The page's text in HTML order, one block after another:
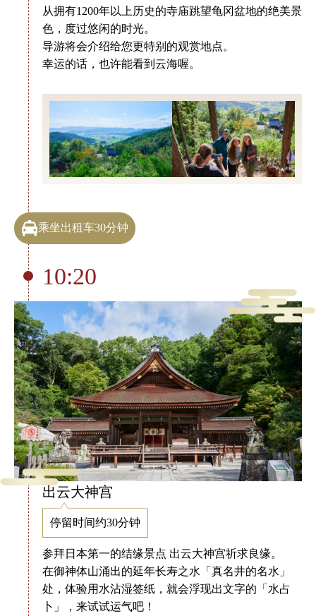
从拥有1200年以上历史的寺庙跳望龟冈盆地的绝美景
色，度过悠闲的时光。
导游将会介绍给您更特别的观赏地点。
幸运的话，也许能看到云海喔。
乘坐出租车30分钟
10:20
出云大神宫
停留时间约30分钟
参拜日本第一的结缘景点 出云大神宫祈求良缘。
在御神体山涌出的延年长寿之水「真名井的名水」
处，体验用水沾湿签纸，就会浮现出文字的「水占
卜」，来试试运气吧！